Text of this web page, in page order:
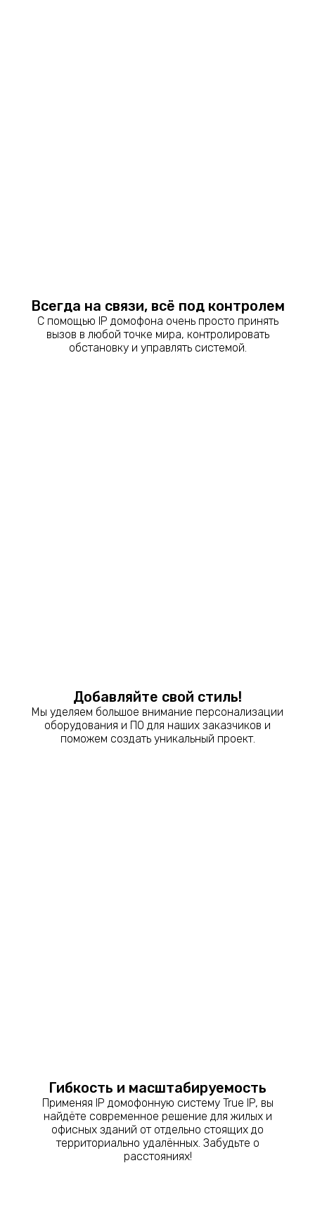
Всегда на связи, всё под контролем
С помощью IP домофона очень просто принять
вызов в любой точке мира, контролировать
обстановку и управлять системой.
Добавляйте свой стиль!
Мы уделяем большое внимание персонализации
оборудования и ПО для наших заказчиков и
поможем создать уникальный проект.
Гибкость и масштабируемость
Применяя IP домофонную систему True IP, вы
найдёте современное решение для жилых и
офисных зданий от отдельно стоящих до
территориально удалённых. Забудьте о
расстояниях!